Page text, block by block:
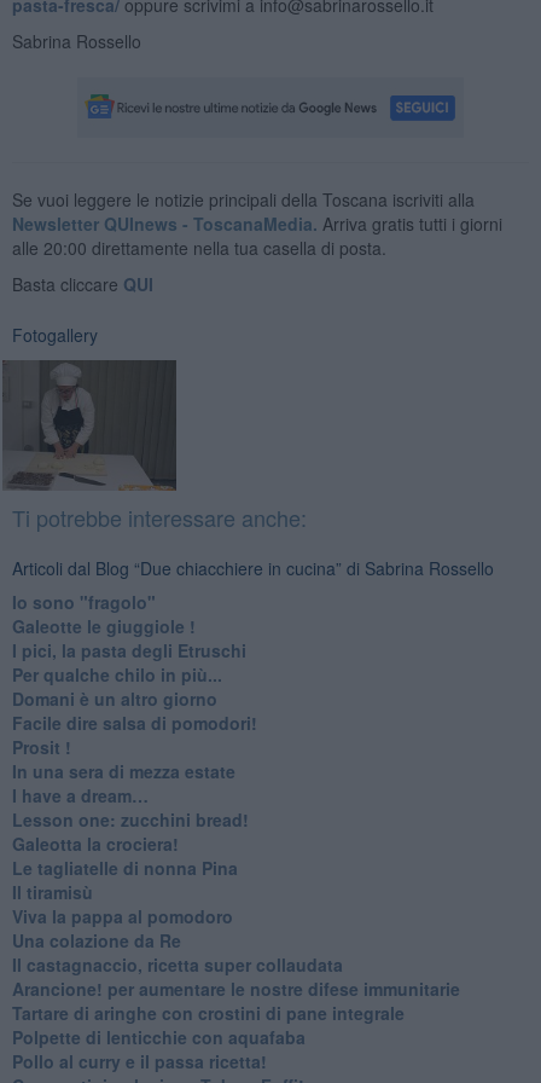
pasta-fresca/oppure scrivimi a info@sabrinarossello.it
Sabrina Rossello
Se vuoi leggere le notizie principali della Toscana iscriviti alla
Newsletter QUInews - ToscanaMedia. Arriva gratis tutti i giorni
alle 20:00 direttamente nella tua casella di posta.
Basta cliccare QUI
Fotogallery
Ti potrebbe interessare anche:
Articoli dal Blog “Due chiacchiere in cucina” di Sabrina Rossello
Io sono "fragolo"
Galeotte le giuggiole !
I pici, la pasta degli Etruschi
Per qualche chilo in più...
Domani è un altro giorno
​Facile dire salsa di pomodori!
Prosit !
​In una sera di mezza estate
I have a dream…
​Lesson one: zucchini bread!
Galeotta la crociera!
Le tagliatelle di nonna Pina
Il tiramisù
Viva la pappa al pomodoro
Una colazione da Re
Il castagnaccio, ricetta super collaudata
​Arancione! per aumentare le nostre difese immunitarie
Tartare di aringhe con crostini di pane integrale
Polpette di lenticchie con aquafaba
​Pollo al curry e il passa ricetta!